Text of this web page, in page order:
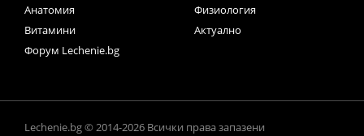
Анатомия
Физиология
Витамини
Актуално
Форум Lechenie.bg
Lechenie.bg © 2014-2026 Всички права запазени